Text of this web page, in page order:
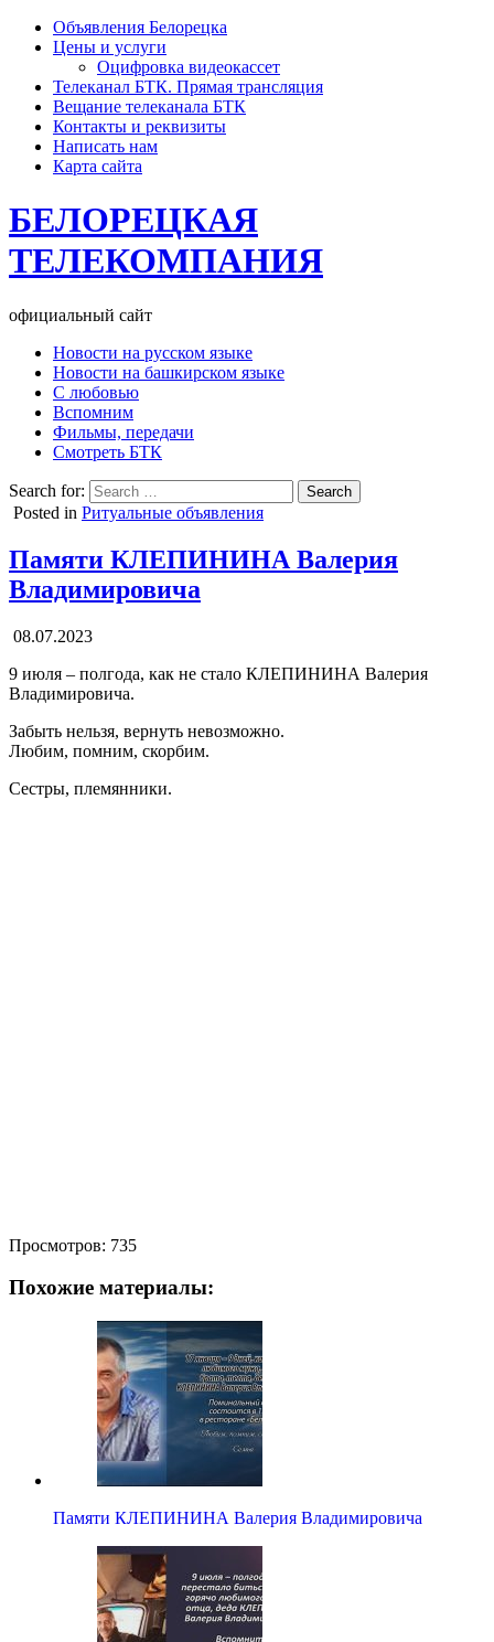
Объявления Белорецка
Цены и услуги
Оцифровка видеокассет
Телеканал БТК. Прямая трансляция
Вещание телеканала БТК
Контакты и реквизиты
Написать нам
Карта сайта
БЕЛОРЕЦКАЯ
ТЕЛЕКОМПАНИЯ
официальный сайт
Новости на русском языке
Новости на башкирском языке
С любовью
Вспомним
Фильмы, передачи
Смотреть БТК
Search for:
Posted in Ритуальные объявления
Памяти КЛЕПИНИНА Валерия
Владимировича
08.07.2023
9 июля – полгода, как не стало КЛЕПИНИНА Валерия
Владимировича.
Забыть нельзя, вернуть невозможно.
Любим, помним, скорбим.
Сестры, племянники.
Просмотров: 735
Похожие материалы:
Памяти КЛЕПИНИНА Валерия Владимировича